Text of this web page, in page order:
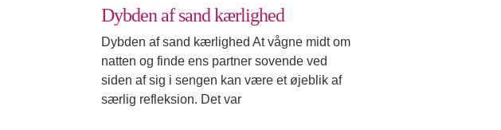
Dybden af sand kærlighed
Dybden af sand kærlighed At vågne midt om
natten og finde ens partner sovende ved
siden af sig i sengen kan være et øjeblik af
særlig refleksion. Det var